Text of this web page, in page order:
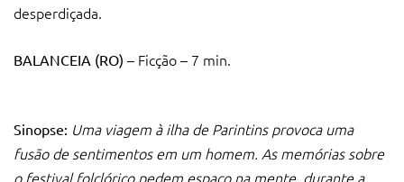
desperdiçada.
BALANCEIA (RO) – Ficção – 7 min.
Sinopse: Uma viagem à ilha de Parintins provoca uma
fusão de sentimentos em um homem. As memórias sobre
o festival folclórico pedem espaço na mente, durante a